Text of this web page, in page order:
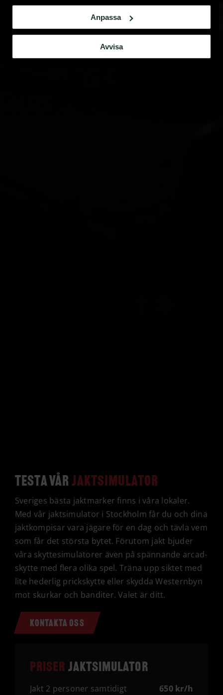
Anpassa
Avvisa
Testa vårjaktsimulator
Sveriges bästa jaktmarker finns i våra lokaler.
Med vår jaktsimulator i Stockholm får du och dina
jaktkompisar vara jägare för en dag och tävla vem
som får det största bytet. Förutom jakt bjuder
våra skyttesimulatorer även på spännande arcad-
skytte med flera olika spel. Träna upp siktet med
lite hederlig prickskytte eller skydda Westernbyn
mot skurkar och banditer. Valet är ditt.
KONTAKTA OSS
Priser jaktsimulator
Jakt 2 personer samtidigt 650kr/h